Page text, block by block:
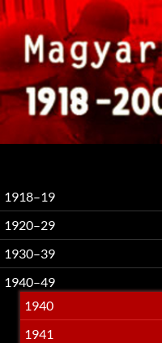
1918–19
1920–29
1930–39
1940–49
1940
1941